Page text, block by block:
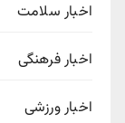
اخبار سلامت
اخبار فرهنگی
اخبار ورزشی